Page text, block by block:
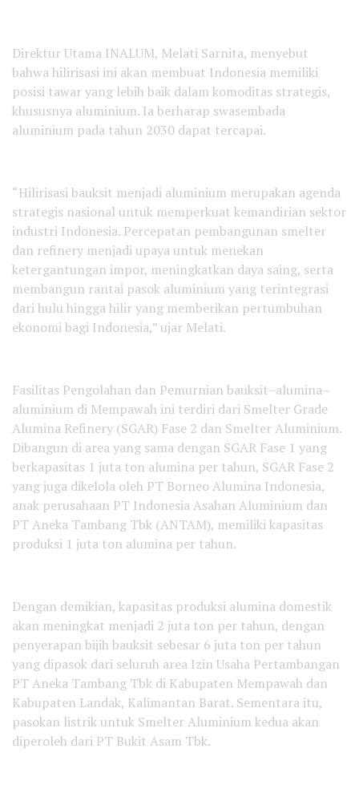
Direktur Utama INALUM, Melati Sarnita, menyebut
bahwa hilirisasi ini akan membuat Indonesia memiliki
posisi tawar yang lebih baik dalam komoditas strategis,
khususnya aluminium. Ia berharap swasembada
aluminium pada tahun 2030 dapat tercapai.
“Hilirisasi bauksit menjadi aluminium merupakan agenda
strategis nasional untuk memperkuat kemandirian sektor
industri Indonesia. Percepatan pembangunan smelter
dan refinery menjadi upaya untuk menekan
ketergantungan impor, meningkatkan daya saing, serta
membangun rantai pasok aluminium yang terintegrasi
dari hulu hingga hilir yang memberikan pertumbuhan
ekonomi bagi Indonesia,” ujar Melati.
Fasilitas Pengolahan dan Pemurnian bauksit–alumina–
aluminium di Mempawah ini terdiri dari Smelter Grade
Alumina Refinery (SGAR) Fase 2 dan Smelter Aluminium.
Dibangun di area yang sama dengan SGAR Fase 1 yang
berkapasitas 1 juta ton alumina per tahun, SGAR Fase 2
yang juga dikelola oleh PT Borneo Alumina Indonesia,
anak perusahaan PT Indonesia Asahan Aluminium dan
PT Aneka Tambang Tbk (ANTAM), memiliki kapasitas
produksi 1 juta ton alumina per tahun.
Dengan demikian, kapasitas produksi alumina domestik
akan meningkat menjadi 2 juta ton per tahun, dengan
penyerapan bijih bauksit sebesar 6 juta ton per tahun
yang dipasok dari seluruh area Izin Usaha Pertambangan
PT Aneka Tambang Tbk di Kabupaten Mempawah dan
Kabupaten Landak, Kalimantan Barat. Sementara itu,
pasokan listrik untuk Smelter Aluminium kedua akan
diperoleh dari PT Bukit Asam Tbk.